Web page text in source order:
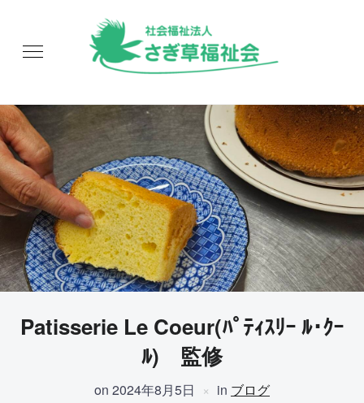
Patisserie Le Coeur(ﾊﾟﾃｨｽﾘｰ ﾙ･ｸｰ
ﾙ) 監修
on 2024年8月5日 in ブログ